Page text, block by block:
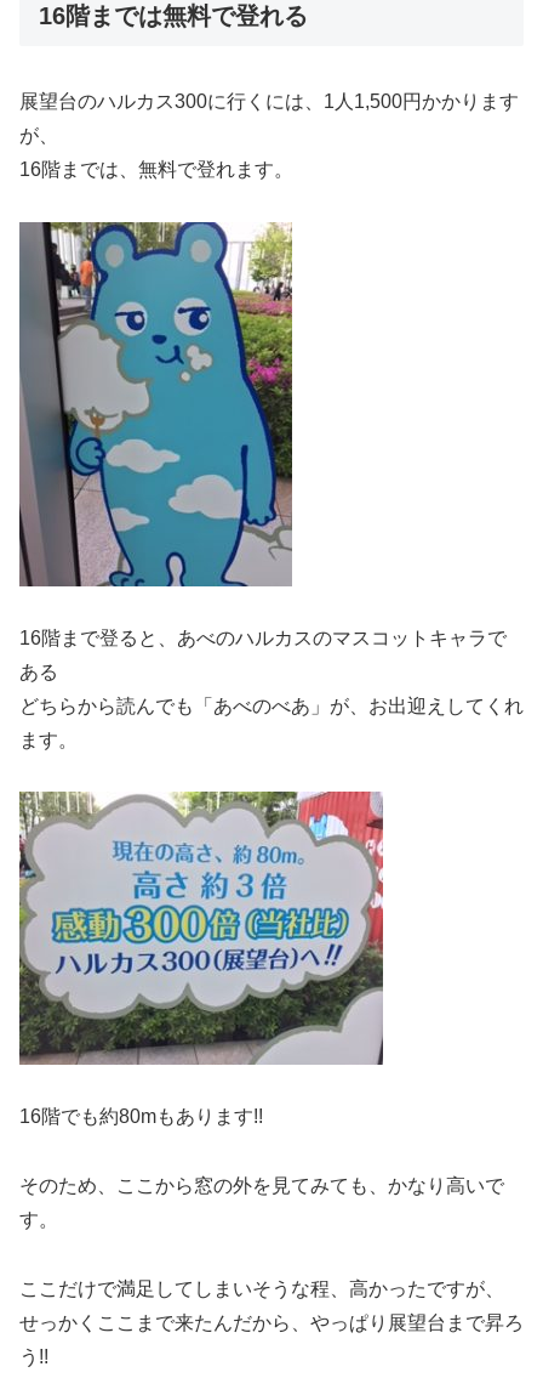
16階までは無料で登れる
展望台のハルカス300に行くには、1人1,500円かかります
が、
16階までは、無料で登れます。
16階まで登ると、あべのハルカスのマスコットキャラで
ある
どちらから読んでも「あべのべあ」が、お出迎えしてくれ
ます。
16階でも約80mもあります!!
そのため、ここから窓の外を見てみても、かなり高いで
す。
ここだけで満足してしまいそうな程、高かったですが、
せっかくここまで来たんだから、やっぱり展望台まで昇ろ
う!!